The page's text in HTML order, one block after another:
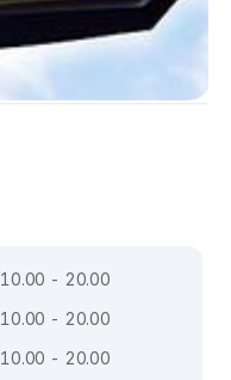
10.00 - 20.00
10.00 - 20.00
10.00 - 20.00